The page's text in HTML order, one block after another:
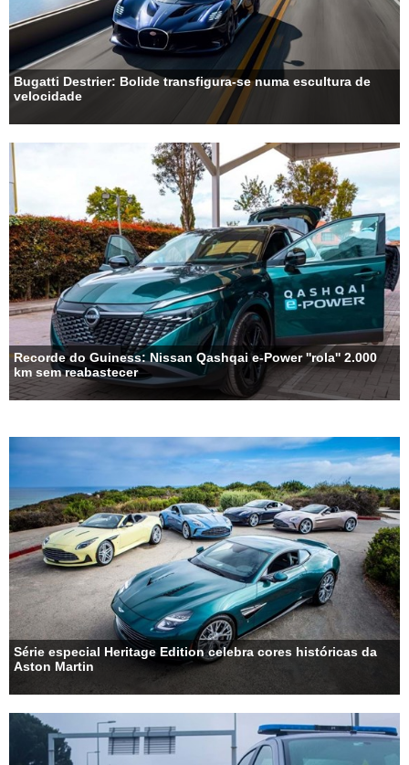
Bugatti Destrier: Bolide transfigura-se numa escultura de
velocidade
Recorde do Guiness: Nissan Qashqai e-Power ''rola'' 2.000
km sem reabastecer
Série especial Heritage Edition celebra cores históricas da
Aston Martin